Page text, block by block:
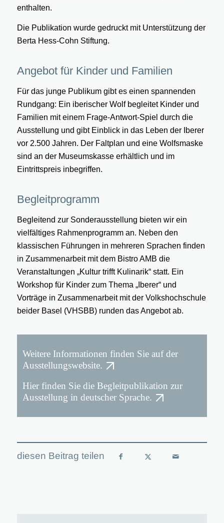
enthalten.
Die Publikation wurde gedruckt mit Unterstützung der
Berta Hess-Cohn Stiftung.
Angebot für Kinder und Familien
Für das junge Publikum gibt es einen spannenden
Rundgang: Ein iberischer Wolf begleitet Kinder und
Familien mit einem Frage-Antwort-Spiel durch die
Ausstellung und gibt Einblick in das Leben der Iberer
vor 2.500 Jahren. Der Faltplan und eine Wolfsmaske
sind an der Museumskasse erhältlich und im
Eintrittspreis inbegriffen.
Begleitprogramm
Begleitend zur Sonderausstellung bieten wir ein
vielfältiges Rahmenprogramm an. Neben den
klassischen Führungen in mehreren Sprachen finden
in Zusammenarbeit mit dem Bistro AMB die
Veranstaltungen „Kultur trifft Kulinarik“ statt. Ein
Workshop für Kinder zum Thema „Iberer“ und
Vorträge in Zusammenarbeit mit der Volkshochschule
beider Basel (VHSBB) runden das Angebot ab.
Weitere Informationen finden Sie auf der
Ausstellungswebsite.
Hier finden Sie die Begleitpublikation zur
Ausstellung in deutscher Sprache.